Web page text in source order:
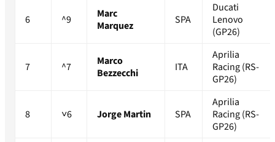
6 ^9
Marc
Marquez
SPA
Ducati
Lenovo
(GP26)
7 ^7
Marco
Bezzecchi
ITA
Aprilia
Racing (RS-
GP26)
8 ˅6 Jorge Martin SPA
Aprilia
Racing (RS-
GP26)